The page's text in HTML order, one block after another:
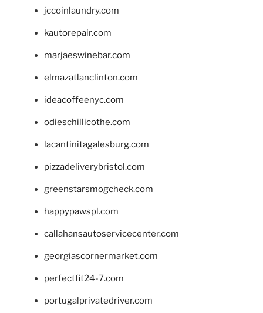
jccoinlaundry.com
kautorepair.com
marjaeswinebar.com
elmazatlanclinton.com
ideacoffeenyc.com
odieschillicothe.com
lacantinitagalesburg.com
pizzadeliverybristol.com
greenstarsmogcheck.com
happypawspl.com
callahansautoservicecenter.com
georgiascornermarket.com
perfectfit24-7.com
portugalprivatedriver.com